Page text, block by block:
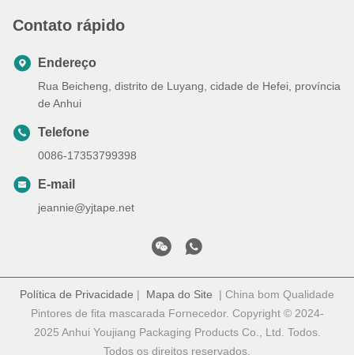
Contato rápido
Endereço
Rua Beicheng, distrito de Luyang, cidade de Hefei, província
de Anhui
Telefone
0086-17353799398
E-mail
jeannie@yjtape.net
Política de Privacidade | Mapa do Site | China bom Qualidade
Pintores de fita mascarada Fornecedor. Copyright © 2024-
2025 Anhui Youjiang Packaging Products Co., Ltd. Todos.
Todos os direitos reservados.